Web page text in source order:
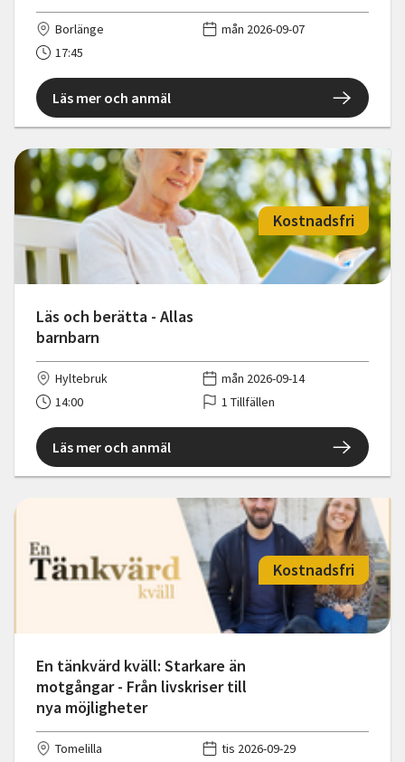
Borlänge
mån 2026-09-07
17:45
Läs mer och anmäl
Läs och berätta - Allas
barnbarn
Kostnadsfri
Hyltebruk
mån 2026-09-14
14:00
1 Tillfällen
Läs mer och anmäl
En tänkvärd kväll: Starkare än
motgångar - Från livskriser till
nya möjligheter
Kostnadsfri
Tomelilla
tis 2026-09-29